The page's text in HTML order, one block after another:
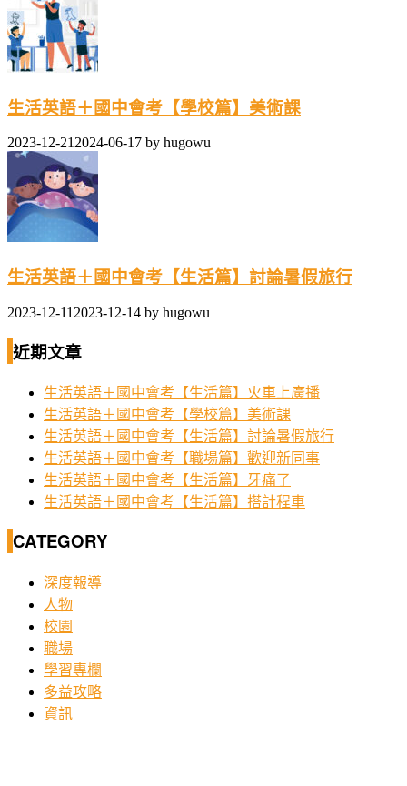
生活英語＋國中會考【學校篇】美術課
2023-12-212024-06-17 by hugowu
生活英語＋國中會考【生活篇】討論暑假旅行
2023-12-11 2023-12-14 by hugowu
近期文章
生活英語＋國中會考【生活篇】火車上廣播
生活英語＋國中會考【學校篇】美術課
生活英語＋國中會考【生活篇】討論暑假旅行
生活英語＋國中會考【職場篇】歡迎新同事
生活英語＋國中會考【生活篇】牙痛了
生活英語＋國中會考【生活篇】搭計程車
CATEGORY
深度報導
人物
校園
職場
學習專欄
多益攻略
資訊